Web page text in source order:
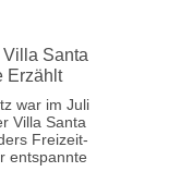
Santa
Erzählt
war im Juli
Villa Santa
Freizeit-
entspannte